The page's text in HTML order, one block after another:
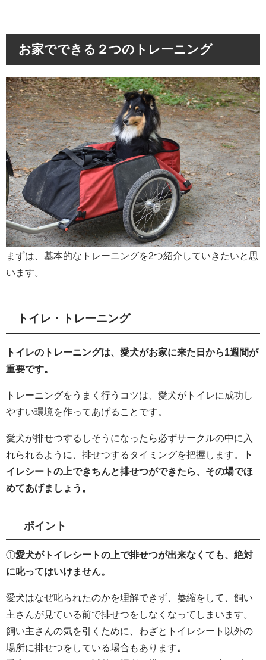
お家でできる２つのトレーニング
まずは、基本的なトレーニングを2つ紹介していきたいと思
います。
トイレ・トレーニング
トイレのトレーニングは、愛犬がお家に来た日から1週間が
重要です。
トレーニングをうまく行うコツは、愛犬がトイレに成功し
やすい環境を作ってあげることです。
愛犬が排せつするしそうになったら必ずサークルの中に入
れられるように、排せつするタイミングを把握します。
ト
イレシートの上できちんと排せつができたら、その場でほ
めてあげましょう。
ポイント
①愛犬がトイレシートの上で排せつが出来なくても、絶対
に叱ってはいけません。
愛犬はなぜ叱られたのかを理解できず、萎縮をして、飼い
主さんが見ている前で排せつをしなくなってしまいます。
飼い主さんの気を引くために、わざとトイレシート以外の
場所に排せつをしている場合もあります。